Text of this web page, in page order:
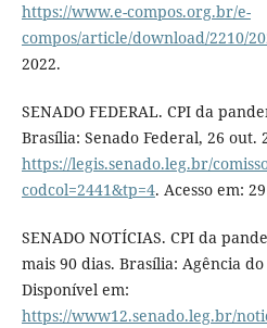
https://www.e-compos.org.br/e-
compos/article/download/2210/
2022.
SENADO FEDERAL. CPI da
Brasília: Senado Federal, 26 out.
https://legis.senado.leg.br/
codcol=2441&tp=4. Acesso em:
SENADO NOTÍCIAS. CPI da
mais 90 dias. Brasília: Agência
Disponível em:
https://www12.senado.leg.br/